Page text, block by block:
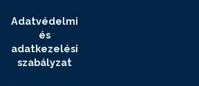
Adatvédelmi
és
adatkezelési
szabályzat